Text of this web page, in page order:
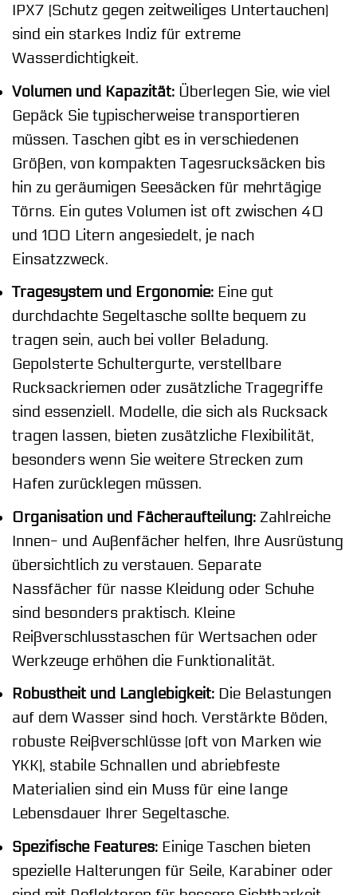
IPX7 (Schutz gegen zeitweiliges Untertauchen)
sind ein starkes Indiz für extreme
Wasserdichtigkeit.
Volumen und Kapazität: Überlegen Sie, wie viel
Gepäck Sie typischerweise transportieren
müssen. Taschen gibt es in verschiedenen
Größen, von kompakten Tagesrucksäcken bis
hin zu geräumigen Seesäcken für mehrtägige
Törns. Ein gutes Volumen ist oft zwischen 40
und 100 Litern angesiedelt, je nach
Einsatzzweck.
Tragesystem und Ergonomie: Eine gut
durchdachte Segeltasche sollte bequem zu
tragen sein, auch bei voller Beladung.
Gepolsterte Schultergurte, verstellbare
Rucksackriemen oder zusätzliche Tragegriffe
sind essenziell. Modelle, die sich als Rucksack
tragen lassen, bieten zusätzliche Flexibilität,
besonders wenn Sie weitere Strecken zum
Hafen zurücklegen müssen.
Organisation und Fächeraufteilung: Zahlreiche
Innen- und Außenfächer helfen, Ihre Ausrüstung
übersichtlich zu verstauen. Separate
Nassfächer für nasse Kleidung oder Schuhe
sind besonders praktisch. Kleine
Reißverschlusstaschen für Wertsachen oder
Werkzeuge erhöhen die Funktionalität.
Robustheit und Langlebigkeit: Die Belastungen
auf dem Wasser sind hoch. Verstärkte Böden,
robuste Reißverschlüsse (oft von Marken wie
YKK), stabile Schnallen und abriebfeste
Materialien sind ein Muss für eine lange
Lebensdauer Ihrer Segeltasche.
Spezifische Features: Einige Taschen bieten
spezielle Halterungen für Seile, Karabiner oder